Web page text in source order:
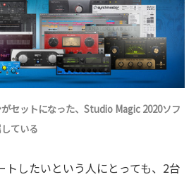
セットになった、Studio Magic 2020ソフ
ている
トしたいという人にとっても、2台